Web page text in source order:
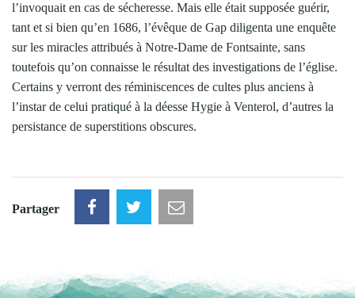
l’invoquait en cas de sécheresse. Mais elle était supposée guérir,
tant et si bien qu’en 1686, l’évêque de Gap diligenta une enquête
sur les miracles attribués à Notre-Dame de Fontsainte, sans
toutefois qu’on connaisse le résultat des investigations de l’église.
Certains y verront des réminiscences de cultes plus anciens à
l’instar de celui pratiqué à la déesse Hygie à Venterol, d’autres la
persistance de superstitions obscures.
Partager